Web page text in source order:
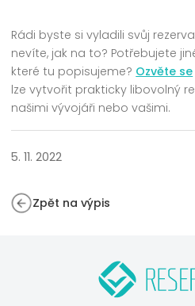
Rádi byste si vyladili svůj
nevíte, jak na to? Potřebujete
které tu popisujeme? Ozvěte se
lze vytvořit prakticky libovolný
našimi vývojáři nebo vašimi.
5. 11. 2022
Zpět na výpis